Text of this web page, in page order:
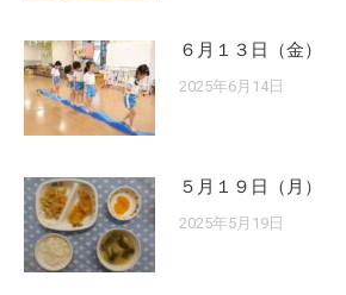
６月１３日（金）
2025年6月14日
５月１９日（月）
2025年5月19日